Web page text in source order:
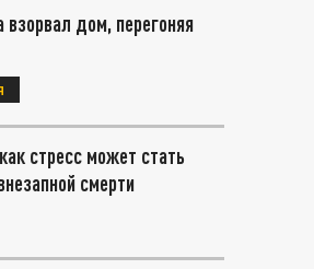
дом, перегоняя
стресс может стать
смерти